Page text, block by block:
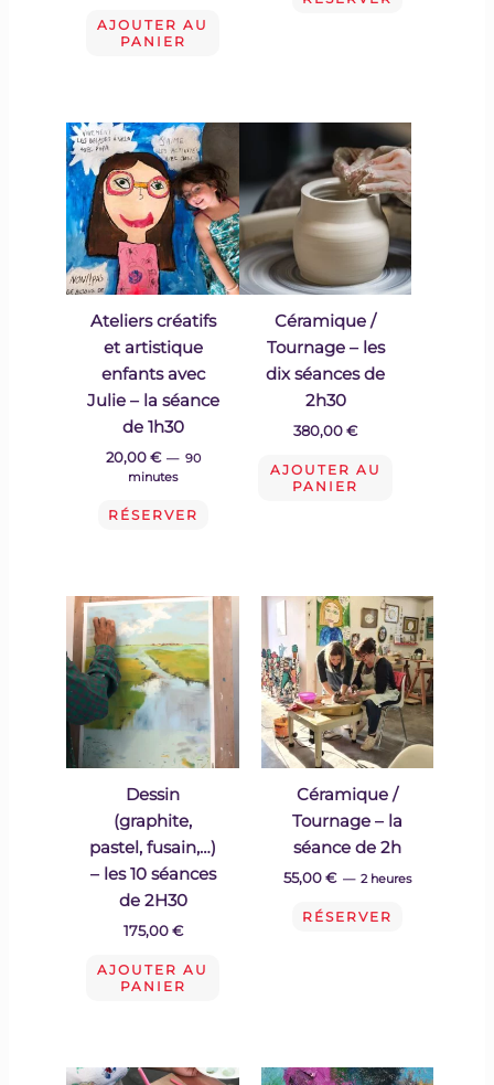
AJOUTER AU
PANIER
Ateliers créatifs
et artistique
enfants avec
Julie – la séance
de 1h30
20,00€
90
minutes
RÉSERVER
Céramique /
Tournage – les
dix séances de
2h30
380,00€
AJOUTER AU
PANIER
Dessin
(graphite,
pastel, fusain,…)
– les 10 séances
de 2H30
175,00€
AJOUTER AU
PANIER
Céramique /
Tournage – la
séance de 2h
55,00€ 2 heures
RÉSERVER